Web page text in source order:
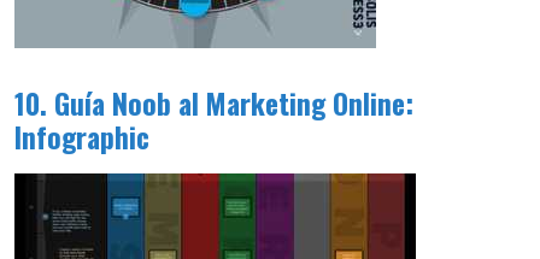
10. Guía Noob al Marketing Online:
Infographic